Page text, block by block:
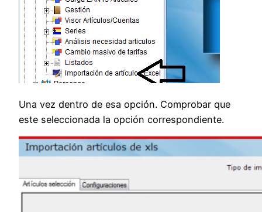
Una vez dentro de esa opción. Comprobar que
este seleccionada la opción correspondiente.